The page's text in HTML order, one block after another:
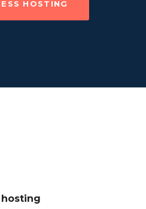
HOSTING
hosting